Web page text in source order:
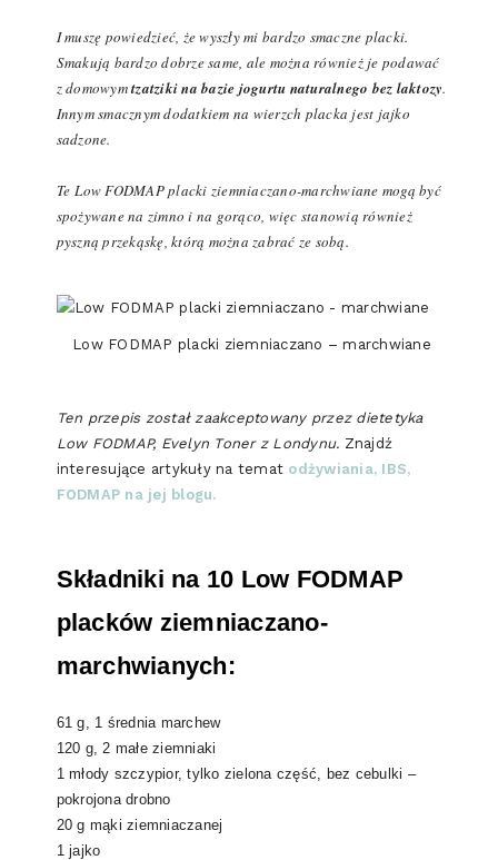
I muszę powiedzieć, że wyszły mi bardzo smaczne placki.
Smakują bardzo dobrze same, ale można również je podawać
z domowymtzatziki na bazie jogurtu naturalnego bez laktozy.
Innym smacznym dodatkiem na wierzch placka jest jajko
sadzone.
Te Low FODMAP placki ziemniaczano-marchwiane mogą być
spożywane na zimno i na gorąco, więc stanowią również
pyszną przekąskę, którą można zabrać ze sobą.
Low FODMAP placki ziemniaczano – marchwiane
Ten przepis został zaakceptowany przez dietetyka
Low FODMAP, Evelyn Toner z Londynu. Znajdź
interesujące artykuły na temat odżywiania, IBS,
FODMAP na jej blogu.
Składniki na 10 Low FODMAP
placków ziemniaczano-
marchwianych:
61 g, 1 średnia marchew
120 g, 2 małe ziemniaki
1 młody szczypior, tylko zielona część, bez cebulki –
pokrojona drobno
20 g mąki ziemniaczanej
1 jajko